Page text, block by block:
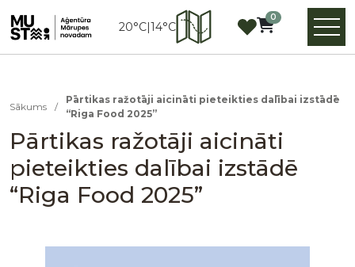
20°C|14°C
0
Sākums /
Pārtikas ražotāji aicināti pieteikties dalībai izstādē
“Riga Food 2025”
Pārtikas ražotāji aicināti
pieteikties dalībai izstādē
“Riga Food 2025”